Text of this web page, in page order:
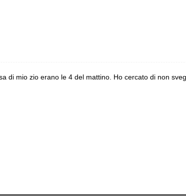
mio zio erano le 4 del mattino. Ho cercato di non